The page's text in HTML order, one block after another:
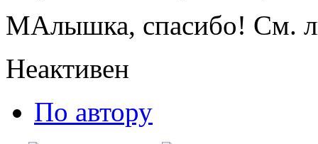
МАлышка, спасибо! См.
Неактивен
По автору